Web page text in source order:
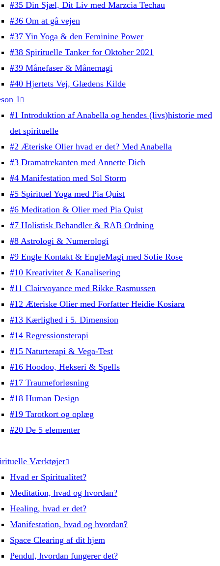
#35 Din Sjæl, Dit Liv med Marzcia Techau
#36 Om at gå vejen
#37 Yin Yoga & den Feminine Power
#38 Spirituelle Tanker for Oktober 2021
#39 Månefaser & Månemagi
#40 Hjertets Vej, Glædens Kilde
1
#1 Introduktion af Anabella og hendes (livs)historie med
det spirituelle
#2 Æteriske Olier hvad er det? Med Anabella
#3 Dramatrekanten med Annette Dich
#4 Manifestation med Sol Storm
#5 Spirituel Yoga med Pia Quist
#6 Meditation & Olier med Pia Quist
#7 Holistisk Behandler & RAB Ordning
#8 Astrologi & Numerologi
#9 Engle Kontakt & EngleMagi med Sofie Rose
#10 Kreativitet & Kanalisering
#11 Clairvoyance med Rikke Rasmussen
#12 Æteriske Olier med Forfatter Heidie Kosiara
#13 Kærlighed i 5. Dimension
#14 Regressionsterapi
#15 Naturterapi & Vega-Test
#16 Hoodoo, Hekseri & Spells
#17 Traumeforløsning
#18 Human Design
#19 Tarotkort og oplæg
#20 De 5 elementer
Værktøjer
Hvad er Spiritualitet?
Meditation, hvad og hvordan?
Healing, hvad er det?
Manifestation, hvad og hvordan?
Space Clearing af dit hjem
Pendul, hvordan fungerer det?